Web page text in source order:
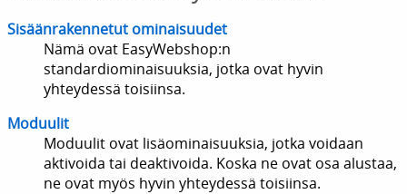
Sisäänrakennetut ominaisuudet
Nämä ovat EasyWebshop:n
standardiominaisuuksia, jotka ovat hyvin
yhteydessä toisiinsa.
Moduulit
Moduulit ovat lisäominaisuuksia, jotka voidaan
aktivoida tai deaktivoida. Koska ne ovat osa alustaa,
ne ovat myös hyvin yhteydessä toisiinsa.